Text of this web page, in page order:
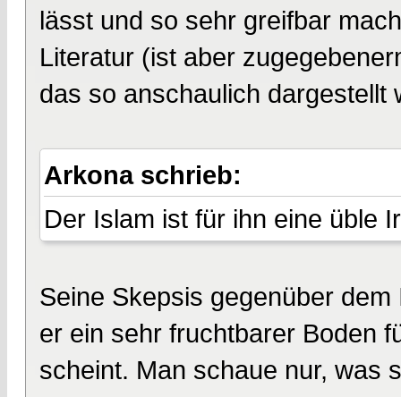
lässt und so sehr greifbar
Literatur (ist aber
das so anschaulich dargestellt
Arkona schrieb:
Der Islam ist für ihn eine üble
Seine Skepsis gegenüber
er ein sehr fruchtbarer Boden
scheint. Man schaue nur, was